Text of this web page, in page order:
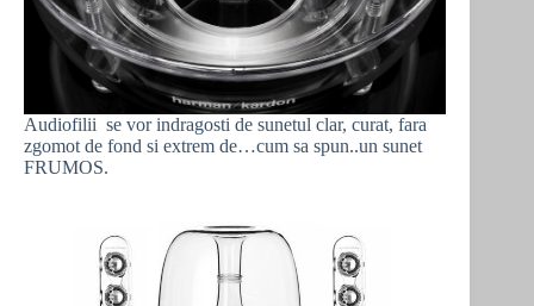
Audiofilii se vor indragosti de sunetul clar, curat, fara
zgomot de fond si extrem de…cum sa spun..un sunet
FRUMOS.